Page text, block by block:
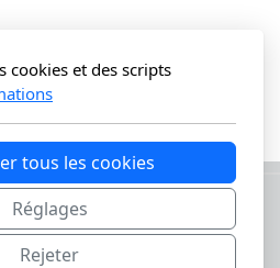
cookies et des scripts
tous les cookies
Réglages
Rejeter